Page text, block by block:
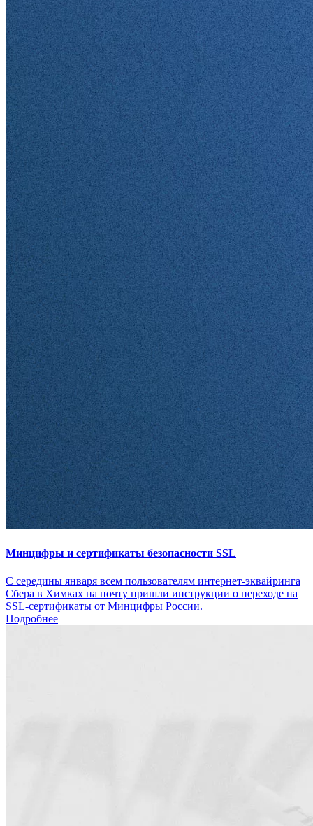
Минцифры и сертификаты безопасности SSL
С середины января всем пользователям интернет-эквайринга
Сбера в Химках на почту пришли инструкции о переходе на
SSL-сертификаты от Минцифры России.
Подробнее